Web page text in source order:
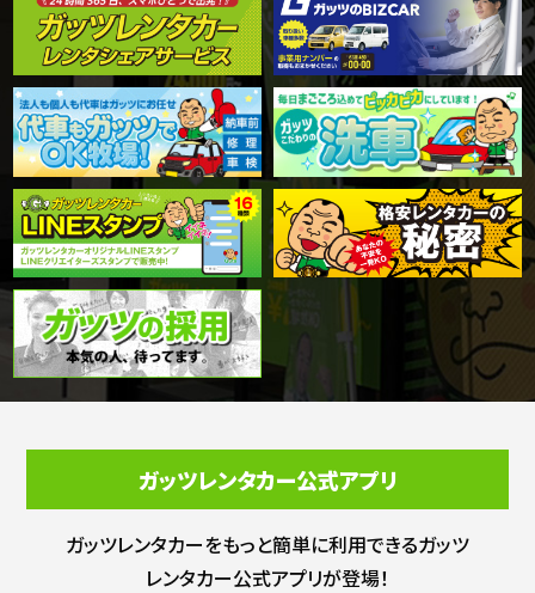
ガッツレンタカー公式アプリ
ガッツレンタカーをもっと簡単に利用できるガッツ
レンタカー公式アプリが登場！